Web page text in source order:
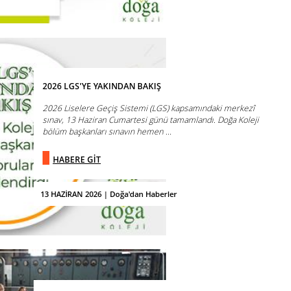
13 HAZİRAN 2026 | Doğa'dan Haberler
2026 LGS'YE YAKINDAN BAKIŞ
2026 Liselere Geçiş Sistemi (LGS) kapsamındaki merkezî
sınav, 13 Haziran Cumartesi günü tamamlandı. Doğa Koleji
bölüm başkanları sınavın hemen ...
HABERE GİT